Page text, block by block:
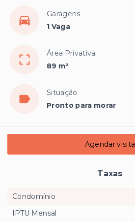
Garagens
1 Vaga
Área Privativa
89 m²
Situação
Pronto para morar
Agendar visita
Taxas
Condomínio
IPTU Mensal